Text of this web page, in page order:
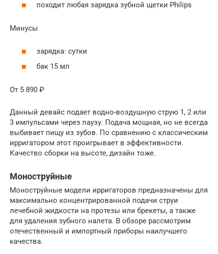
походит любая зарядка зубной щетки Philips
Минусы
зарядка: сутки
бак 15 мл
От 5 890 ₽
Данный девайс подает водно-воздушную струю 1, 2 или
3 импульсами через паузу. Подача мощная, но не всегда
выбивает пищу из зубов. По сравнению с классическим
ирригатором этот проигрывает в эффективности.
Качество сборки на высоте, дизайн тоже.
Моноструйные
Моноструйные модели ирригаторов предназначены для
максимально концентрированной подачи струи
лечебной жидкости на протезы или брекеты, а также
для удаления зубного налета. В обзоре рассмотрим
отечественный и импортный приборы наилучшего
качества.